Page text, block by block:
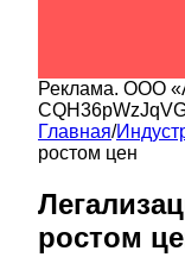
Реклама. ООО
Главная/
ростом цен
ростом